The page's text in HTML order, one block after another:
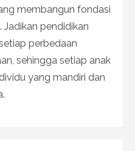
membangun fondasi
pendidikan
perbedaan
sehingga setiap anak
yang mandiri dan